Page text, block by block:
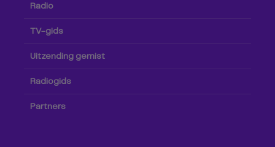
Radio
TV-gids
Uitzending gemist
Radiogids
Partners